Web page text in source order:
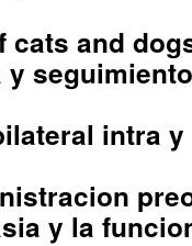
cats and
intra
y la